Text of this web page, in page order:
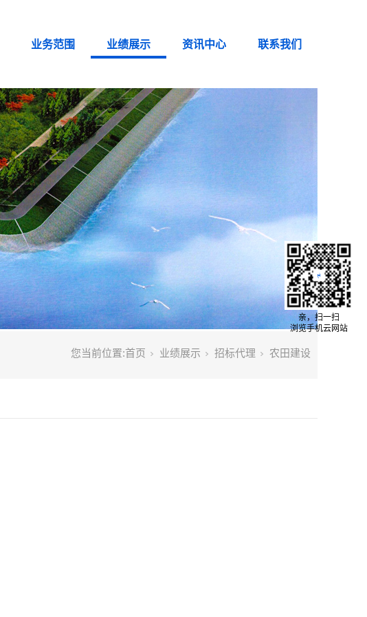
业务范围 业绩展示 资讯中心 联系我们
您当前位置:首页 业绩展示 招标代理 农田建设
亲，扫一扫
浏览手机云网站